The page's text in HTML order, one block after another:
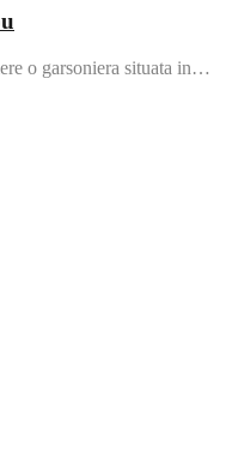
o garsoniera situata in…